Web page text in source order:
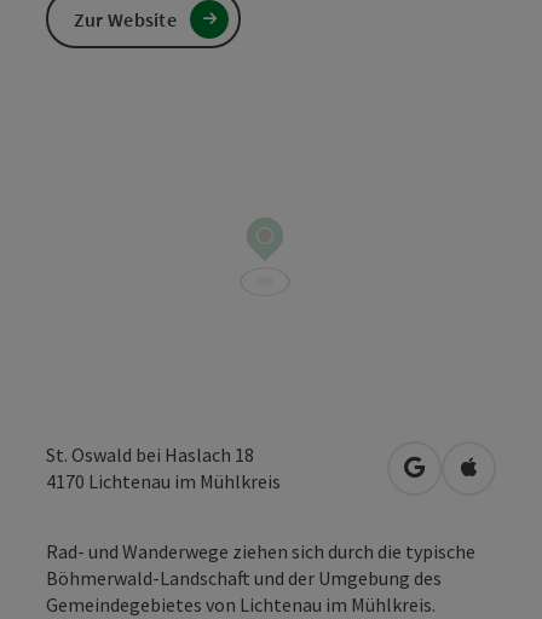
St. Oswald bei Haslach 18
4170 Lichtenau im Mühlkreis in Google
in
Rad- und Wanderwege ziehen sich durch die typische
Böhmerwald-Landschaft und der Umgebung des
Gemeindegebietes von Lichtenau im Mühlkreis.
Zur Website